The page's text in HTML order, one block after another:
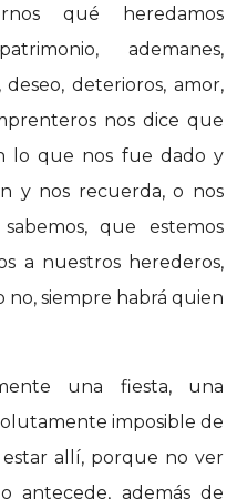
qué heredamos
ademanes,
deseo, deterioros, amor,
nos dice que
lo que nos fue dado y
y nos recuerda, o nos
que estemos
a nuestros herederos,
siempre habrá quien
una fiesta, una
imposible de
allí, porque no ver
antecede, además de